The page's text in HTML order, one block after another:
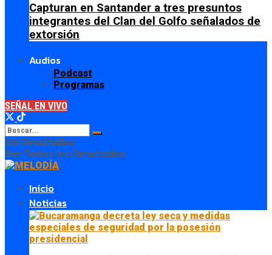
Capturan en Santander a tres presuntos
integrantes del Clan del Golfo señalados de
extorsión
Audios
Podcast
Programas
SEÑAL EN VIVO
Sin Resultados
Ver Todos los Resultados
Inicio
Noticias